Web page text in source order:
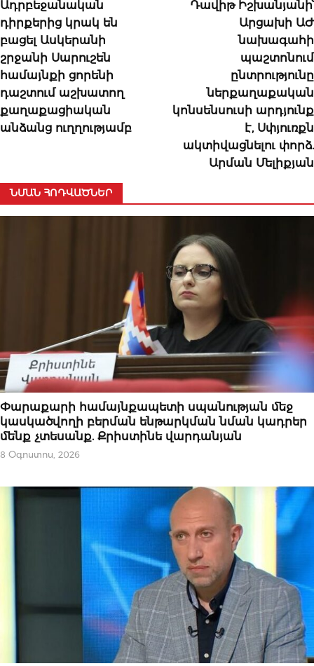
Ադրբեջանական
դիրքերից կրակ են
բացել Ասկերանի
շրջանի Սարուշեն
համայնքի ցորենի
դաշտում աշխատող
քաղաքացիական
անձանց ուղղությամբ
Դավիթ Իշխանյանի՝
Արցախի ԱԺ
նախագահի
պաշտոնում
ընտրությունը
ներքաղաքական
կոնսենսուսի արդյունք
է, Սփյուռքն
ակտիվացնելու փորձ.
Արման Մելիքյան
ՆՄԱՆ ՀՈԴՎԱԾՆԵՐ
ՀՐԱՊԱՐԱԿԱԽՈՍՈՒԹՅՈՒՆ
Փարաքարի համայնքապետի սպանության մեջ
կասկածվողի բերման ենթարկման նման կադրեր
մենք չտեսանք. Քրիստինե վարդանյան
8 Օգոստոս, 2026